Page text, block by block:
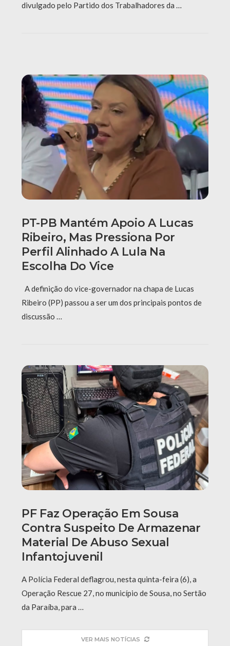
divulgado pelo Partido dos Trabalhadores da …
PT-PB Mantém Apoio A Lucas
Ribeiro, Mas Pressiona Por
Perfil Alinhado A Lula Na
Escolha Do Vice
A definição do vice-governador na chapa de Lucas
Ribeiro (PP) passou a ser um dos principais pontos de
discussão …
PF Faz Operação Em Sousa
Contra Suspeito De Armazenar
Material De Abuso Sexual
Infantojuvenil
A Polícia Federal deflagrou, nesta quinta-feira (6), a
Operação Rescue 27, no município de Sousa, no Sertão
da Paraíba, para …
VER MAIS NOTÍCIAS